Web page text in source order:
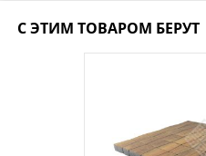
С ЭТИМ ТОВАРОМ БЕРУТ